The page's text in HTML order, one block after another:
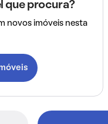
que procura?
novos imóveis nesta